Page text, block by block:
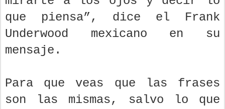
que piensa”, dice el Frank
Underwood mexicano en su
mensaje.
Para que veas que las frases
son las mismas, salvo lo que